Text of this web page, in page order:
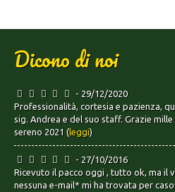
Dicono di noi
- 29/12/2020
Professionalità, cortesia e pazienza,
sig. Andrea e del suo staff. Grazie
sereno 2021 (leggi)
- 27/10/2016
Ricevuto il pacco oggi , tutto ok, ma il
nessuna e-mail* mi ha trovata per